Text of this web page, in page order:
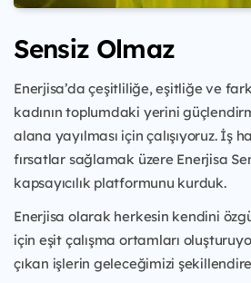
Sensiz Olmaz
Enerjisa’da çeşitliliğe, eşitliğe ve
kadının toplumdaki yerini
alana yayılması için çalışıyoruz. İş
fırsatlar sağlamak üzere Enerjisa
kapsayıcılık platformunu kurduk.
Enerjisa olarak herkesin kendini
için eşit çalışma ortamları
çıkan işlerin geleceğimizi